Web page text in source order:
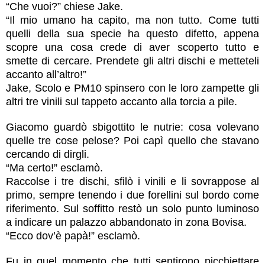
“Che vuoi?” chiese Jake.
“Il mio umano ha capito, ma non tutto. Come tutti
quelli della sua specie ha questo difetto, appena
scopre una cosa crede di aver scoperto tutto e
smette di cercare. Prendete gli altri dischi e metteteli
accanto all’altro!”
Jake, Scolo e PM10 spinsero con le loro zampette gli
altri tre vinili sul tappeto accanto alla torcia a pile.
Giacomo guardò sbigottito le nutrie: cosa volevano
quelle tre cose pelose? Poi capì quello che stavano
cercando di dirgli.
“Ma certo!” esclamò.
Raccolse i tre dischi, sfilò i vinili e li sovrappose al
primo, sempre tenendo i due forellini sul bordo come
riferimento. Sul soffitto restò un solo punto luminoso
a indicare un palazzo abbandonato in zona Bovisa.
“Ecco dov’è papà!” esclamò.